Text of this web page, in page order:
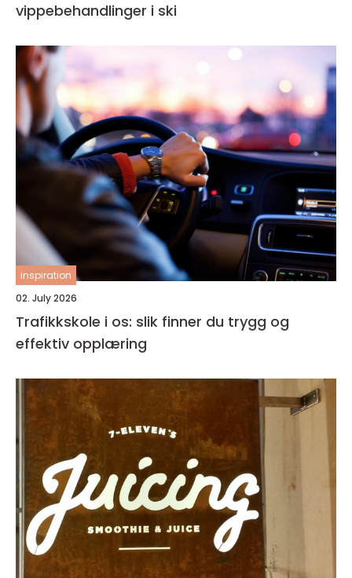
vippebehandlinger i ski
inspiration
02. July 2026
Trafikkskole i os: slik finner du trygg og
effektiv opplæring